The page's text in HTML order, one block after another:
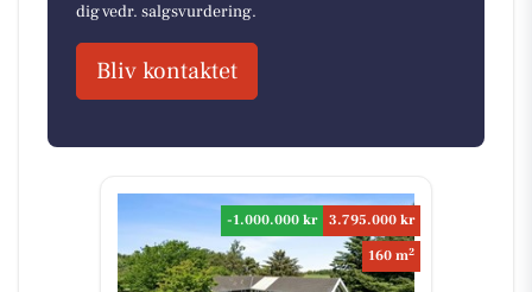
dig vedr. salgsvurdering.
Bliv kontaktet
-1.000.000 kr
3.795.000 kr
160 m2